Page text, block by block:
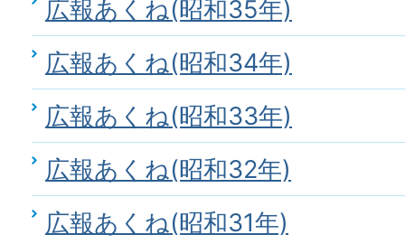
広報あくね(昭和35年)
広報あくね(昭和34年)
広報あくね(昭和33年)
広報あくね(昭和32年)
広報あくね(昭和31年)